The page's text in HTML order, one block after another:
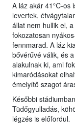
A láz akár 41°C-os
levertek,
állat nem hullik el,
fokozatosan
fennmarad. A láz
bővérűvé válik, és
alakulnak ki, ami
kimaródásokat
émelyítő szagot
Későbbi
Tüdőgyulladás,
légzés is előfordul.